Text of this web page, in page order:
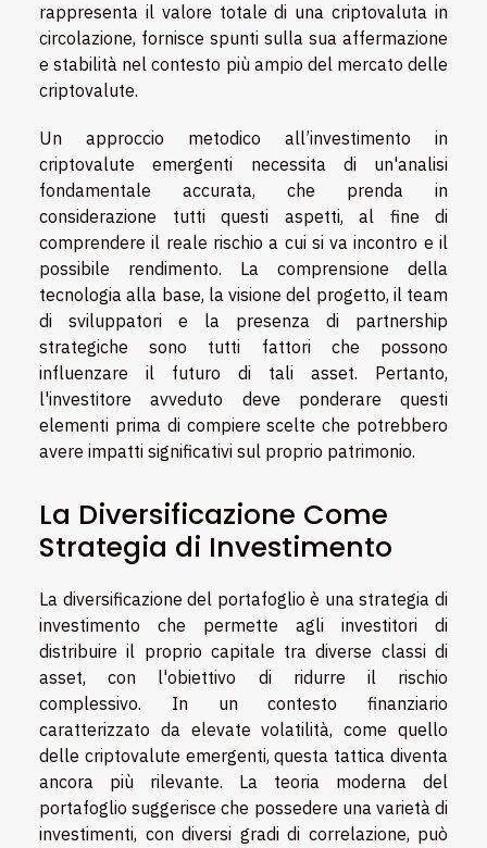
rappresenta il valore totale di una criptovaluta in
circolazione, fornisce spunti sulla sua affermazione
e stabilità nel contesto più ampio del mercato delle
criptovalute.
Un approccio metodico all’investimento in
criptovalute emergenti necessita di un'analisi
fondamentale accurata, che prenda in
considerazione tutti questi aspetti, al fine di
comprendere il reale rischio a cui si va incontro e il
possibile rendimento. La comprensione della
tecnologia alla base, la visione del progetto, il team
di sviluppatori e la presenza di partnership
strategiche sono tutti fattori che possono
influenzare il futuro di tali asset. Pertanto,
l'investitore avveduto deve ponderare questi
elementi prima di compiere scelte che potrebbero
avere impatti significativi sul proprio patrimonio.
La Diversificazione Come
Strategia di Investimento
La diversificazione del portafoglio è una strategia di
investimento che permette agli investitori di
distribuire il proprio capitale tra diverse classi di
asset, con l'obiettivo di ridurre il rischio
complessivo. In un contesto finanziario
caratterizzato da elevate volatilità, come quello
delle criptovalute emergenti, questa tattica diventa
ancora più rilevante. La teoria moderna del
portafoglio suggerisce che possedere una varietà di
investimenti, con diversi gradi di correlazione, può